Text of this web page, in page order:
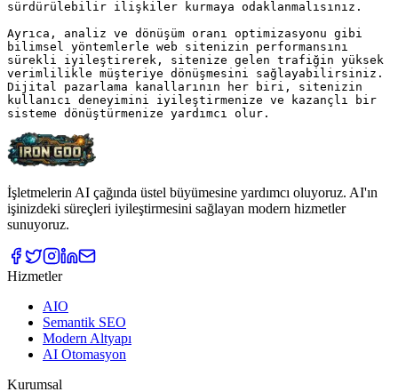
İşletmelerin AI çağında üstel büyümesine yardımcı oluyoruz. AI'ın
işinizdeki süreçleri iyileştirmesini sağlayan modern hizmetler
sunuyoruz.
Hizmetler
AIO
Semantik SEO
Modern Altyapı
AI Otomasyon
Kurumsal